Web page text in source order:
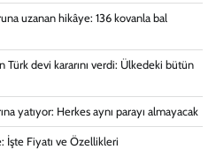
uzanan hikâye: 136 kovanla bal
devi kararını verdi: Ülkedeki bütün
yatıyor: Herkes aynı parayı almayacak
İşte Fiyatı ve Özellikleri